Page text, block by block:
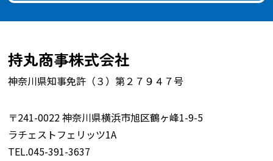
持丸商事株式会社
神奈川県知事免許（３）第２７９４７号
〒241-0022 神奈川県横浜市旭区鶴ヶ峰1-9-5
ラチェストフェリッツ1A
TEL.045-391-3637